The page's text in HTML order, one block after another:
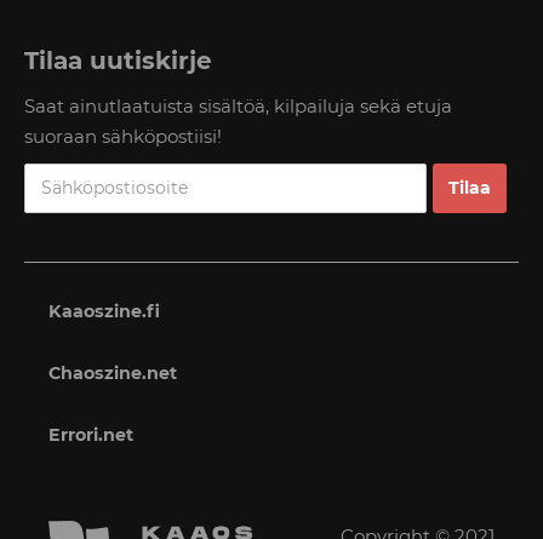
Tilaa uutiskirje
Saat ainutlaatuista sisältöä, kilpailuja sekä etuja
suoraan sähköpostiisi!
Kaaoszine.fi
Chaoszine.net
Errori.net